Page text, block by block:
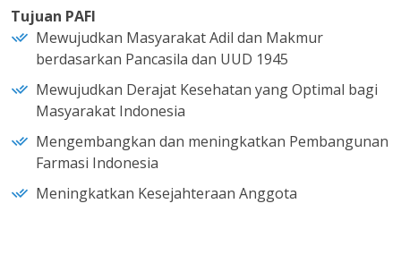
Tujuan PAFI
Mewujudkan Masyarakat Adil dan Makmur
berdasarkan Pancasila dan UUD 1945
Mewujudkan Derajat Kesehatan yang Optimal bagi
Masyarakat Indonesia
Mengembangkan dan meningkatkan Pembangunan
Farmasi Indonesia
Meningkatkan Kesejahteraan Anggota